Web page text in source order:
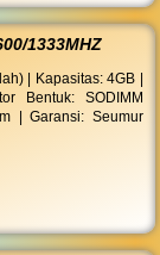
1333MHZ
| Kapasitas: 4GB |
Bentuk: SODIMM
| Garansi: Seumur